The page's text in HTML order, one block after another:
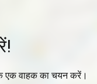
एक वाहक का चयन करें।